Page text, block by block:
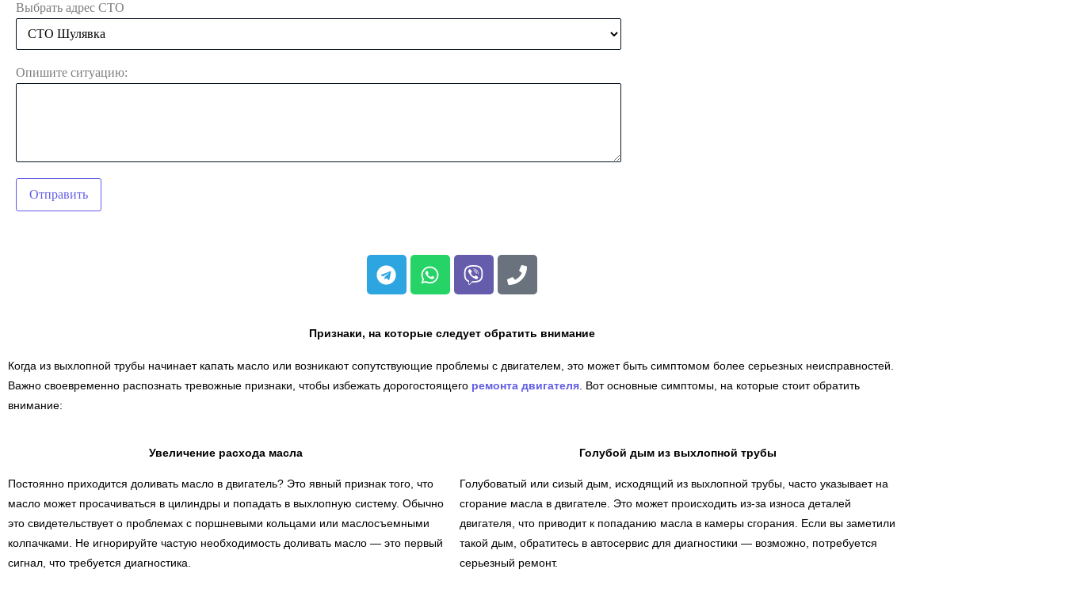
Выбрать адрес СТО
Опишите ситуацию:
Отправить
Признаки, на которые следует обратить внимание
Когда из выхлопной трубы начинает капать масло или возникают сопутствующие проблемы с двигателем, это может быть симптомом более серьезных неисправностей.
Важно своевременно распознать тревожные признаки, чтобы избежать дорогостоящего ремонта двигателя. Вот основные симптомы, на которые стоит обратить
внимание:
Увеличение расхода масла
Постоянно приходится доливать масло в двигатель? Это явный признак того, что
масло может просачиваться в цилиндры и попадать в выхлопную систему. Обычно
это свидетельствует о проблемах с поршневыми кольцами или маслосъемными
колпачками. Не игнорируйте частую необходимость доливать масло — это первый
сигнал, что требуется диагностика.
Голубой дым из выхлопной трубы
Голубоватый или сизый дым, исходящий из выхлопной трубы, часто указывает на
сгорание масла в двигателе. Это может происходить из-за износа деталей
двигателя, что приводит к попаданию масла в камеры сгорания. Если вы заметили
такой дым, обратитесь в автосервис для диагностики — возможно, потребуется
серьезный ремонт.